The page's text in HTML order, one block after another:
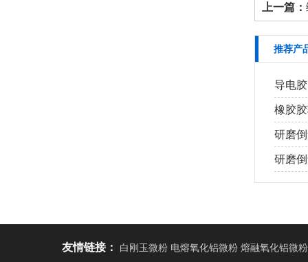
上一篇：
推荐产
导电
橡胶
研磨
研磨
友情链接： 白刚玉微粉 电熔氧化铝微粉 熔融氧化铝微粉